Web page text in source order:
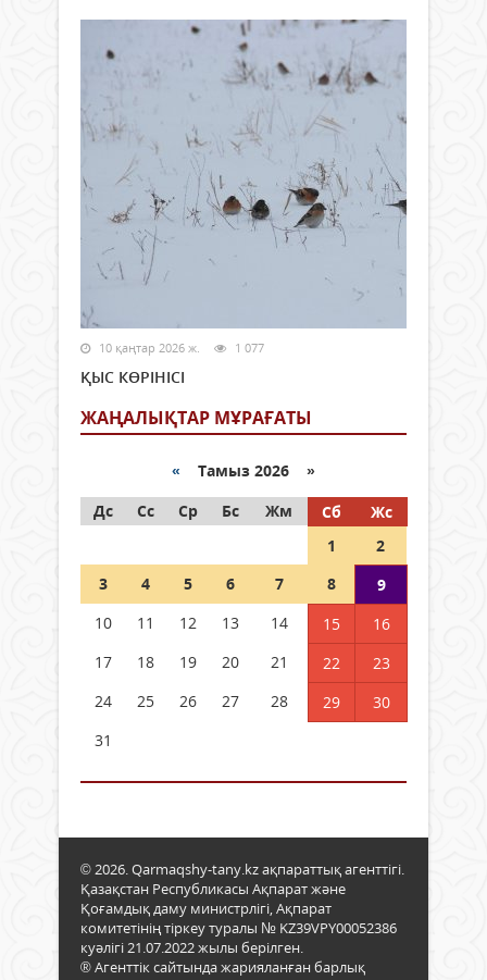
10 қаңтар 2026 ж. 1 077
ҚЫС КӨРІНІСІ
ЖАҢАЛЫҚТАР МҰРАҒАТЫ
« Тамыз 2026 »
Дс
Сс Ср Бс Жм Сб
Жс
1
2
3
4 5 6 7 8
9
10
11 12 13 14 15
16
17
18 19 20 21 22
23
24
25 26 27 28 29
30
31
© 2026. Qarmaqshy-tany.kz ақпараттық агенттігі.
Қазақстан Республикасы Ақпарат және
Қоғамдық даму министрлігі, Ақпарат
комитетінің тіркеу туралы № KZ39VPY00052386
куәлігі 21.07.2022 жылы берілген.
® Агенттік сайтында жарияланған барлық